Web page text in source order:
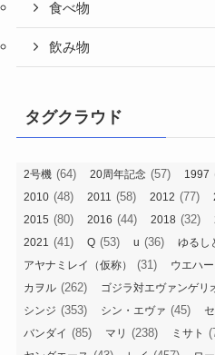
食べ物
飲み物
タグクラウド
2号機 (64) 20周年記念 (57) 1997
2010 (48) 2011 (58) 2012 (77)
2015 (80) 2016 (44) 2018 (32)
2021 (41) Q (53) u (36) ゆるし
アヤナミレイ（仮称） (31) ウエハ
カヲル (262) ゴジラ対エヴァンゲリ
シンジ (353) シン・エヴァ (45)
バンダイ (85) マリ (238) ミサト